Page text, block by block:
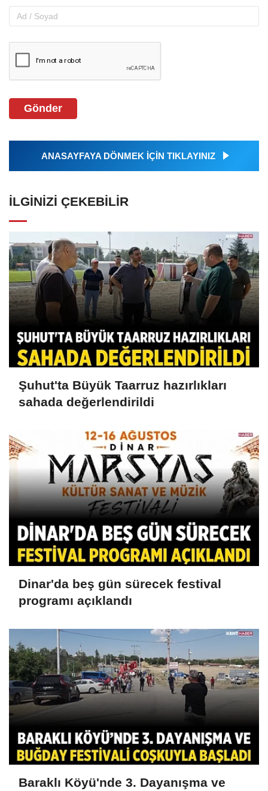
Gönder
ANASAYFAYA DÖNMEK İÇİN TIKLAYINIZ
İLGINIZI ÇEKEBILIR
Şuhut'ta Büyük Taarruz hazırlıkları
sahada değerlendirildi
Dinar'da beş gün sürecek festival
programı açıklandı
Baraklı Köyü'nde 3. Dayanışma ve